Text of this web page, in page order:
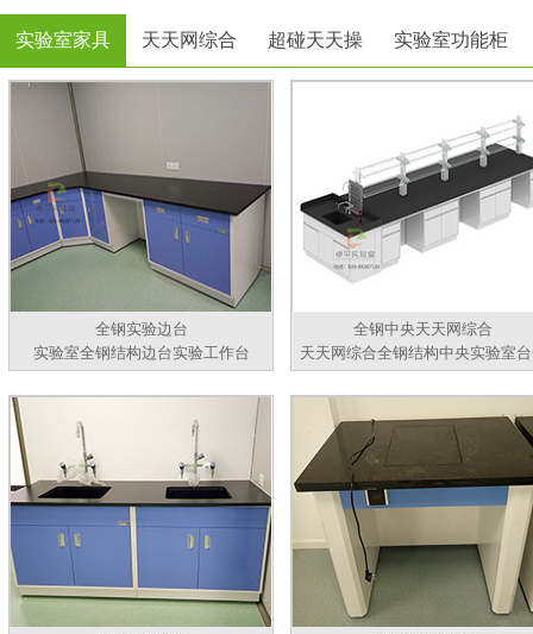
实验室家具 天天网综合 超碰天天操 实验室功能柜
全钢实验边台
实验室全钢结构边台实验工作台
全钢中央天天网综合
天天网综合全钢结构中央实验室